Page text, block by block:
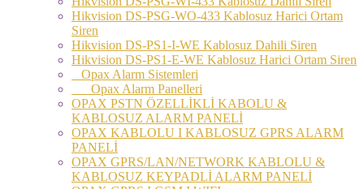
Hikvision DS-PSG-WO-433 Kablosuz Harici Ortam
Siren
Hikvision DS-PS1-I-WE Kablosuz Dahili Siren
Hikvision DS-PS1-E-WE Kablosuz Harici Ortam Siren
Opax Alarm Sistemleri
Opax Alarm Panelleri
OPAX PSTN ÖZELLİKLİ KABOLU &
KABLOSUZ ALARM PANELİ
OPAX KABLOLU I KABLOSUZ GPRS ALARM
PANELİ
OPAX GPRS/LAN/NETWORK KABLOLU &
KABLOSUZ KEYPADLİ ALARM PANELİ